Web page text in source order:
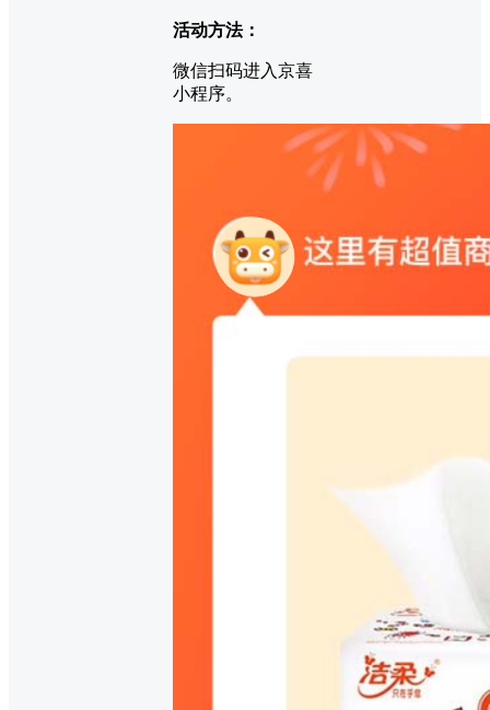
活动方法：
微信扫码进入京喜
小程序。